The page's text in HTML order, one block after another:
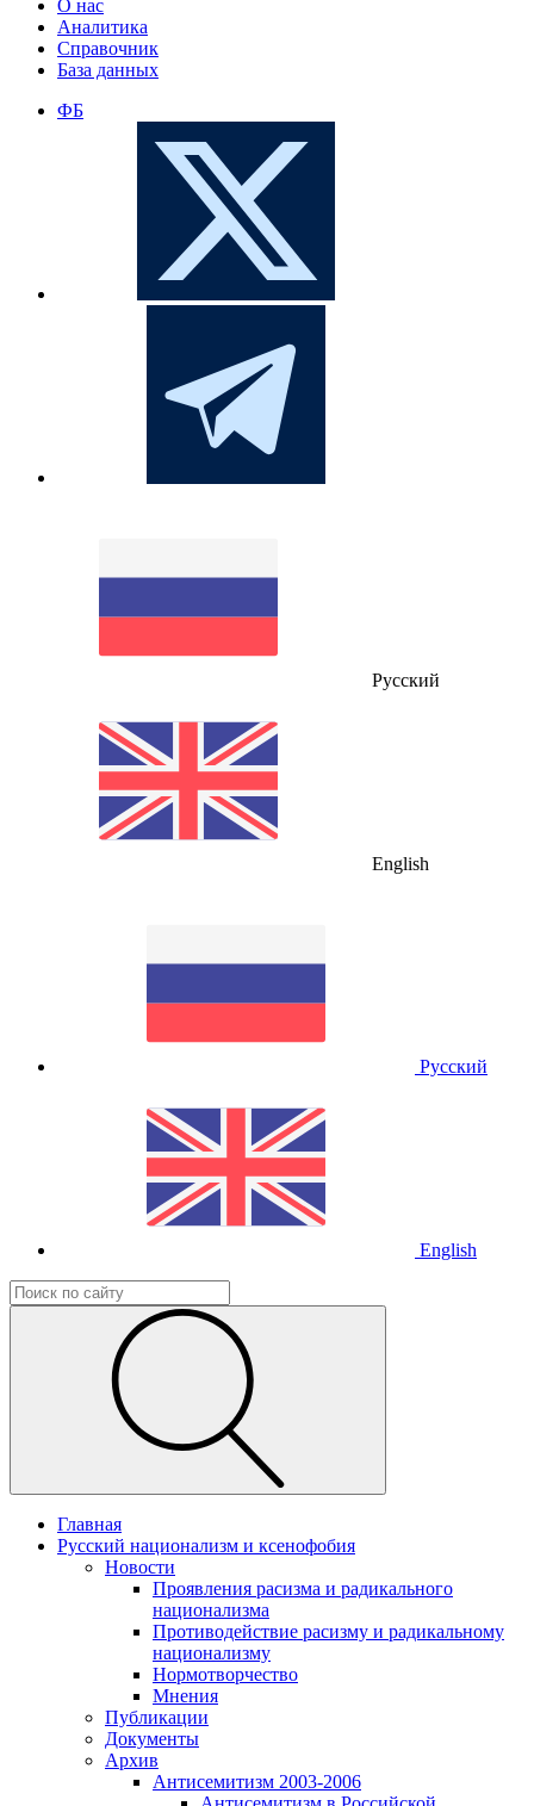
О нас
Аналитика
Справочник
База данных
ФБ
Русский
English
Русский
English
Главная
Русский национализм и ксенофобия
Новости
Проявления расизма и радикального
национализма
Противодействие расизму и радикальному
национализму
Нормотворчество
Мнения
Публикации
Документы
Архив
Антисемитизм 2003-2006